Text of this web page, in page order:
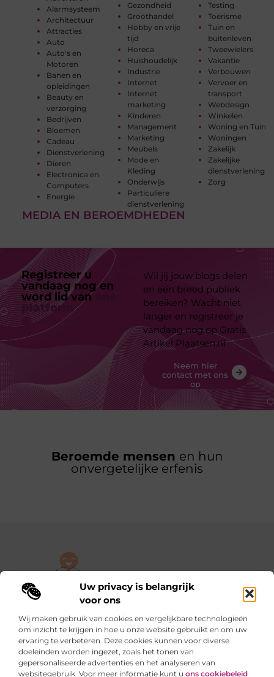
Uw privacy is belangrijk
voor ons
Wij maken gebruik van cookies en vergelijkbare technologieën
om inzicht te krijgen in hoe u onze website gebruikt en om uw
ervaring te verbeteren. Deze cookies kunnen voor diverse
doeleinden worden ingezet, zoals het tonen van
gepersonaliseerde advertenties en het analyseren van
websitegebruik. Voor meer informatie kunt u ons cookiebeleid
Alarmsysteem
Architectuur
Attracties
Auto
Auto's en
Motoren
Banen en
opleidingen
Beauty en
verzorging
Bedrijven
Bloemen
Cadeau
Dienstverlening
Dieren
Electronica en
Computers
Energie
Gezondheid
Groothandel
Hobby en vrije
tijd
Horeca
Huishoudelijk
Industrie
Internet
Internet
marketing
Kinderen
Management
Marketing
Meubels
Mode en
Kleding
Onderwijs
Particuliere
dienstverlening
Testing
Toerisme
Tuin en
buitenleven
Tweewielers
Vakantie
Verbouwen
Vervoer en
transport
Webdesign
Winkelen
Woning en Tuin
Woningen
Zakelijk
Zakelijke
dienstverlening
Zorg
MEDIA EN BEROEMDHEDEN
Registreer u
vandaag nog en
word lid van
platform
Wil jij jouw blogs delen
en een breed publiek
bereiken? Wacht niet
langer en registreer je
vandaag nog op Gratis
Artikel Plaatsen.nl
Neem hier
contact met ons
op
Beroemde mensen en hun
onvergetelijke erfenis
De plek om jouw verhaal te delen, gratis en eenvoudig.
Verken een rijke verzameling blogs en artikelen die alles uit het
dagelijks leven behandelen, van persoonlijke verhalen tot
praktische tips.
Onze informatie